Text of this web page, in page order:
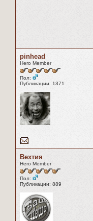
pinhead
Hero Member
Пол:
Публикации: 1371
Вехтия
Hero Member
Пол:
Публикации: 889